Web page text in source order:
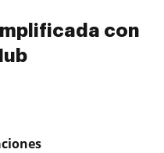
con